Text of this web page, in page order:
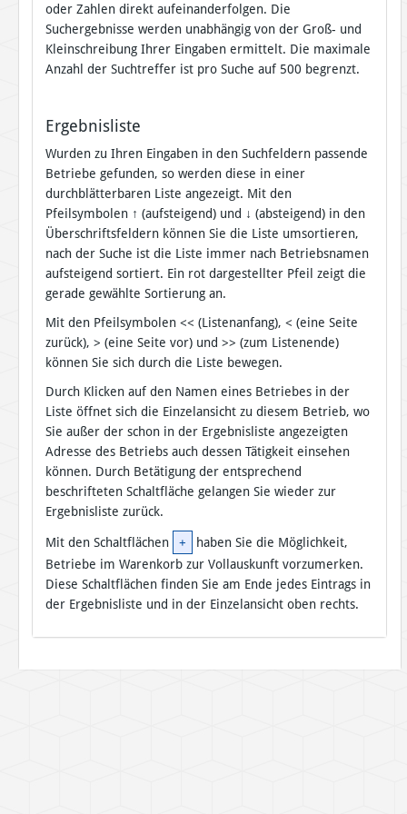
oder Zahlen direkt aufeinanderfolgen. Die
Suchergebnisse werden unabhängig von der Groß- und
Kleinschreibung Ihrer Eingaben ermittelt. Die maximale
Anzahl der Suchtreffer ist pro Suche auf 500 begrenzt.
Ergebnisliste
Wurden zu Ihren Eingaben in den Suchfeldern passende
Betriebe gefunden, so werden diese in einer
durchblätterbaren Liste angezeigt. Mit den
Pfeilsymbolen ↑ (aufsteigend) und ↓ (absteigend) in den
Überschriftsfeldern können Sie die Liste umsortieren,
nach der Suche ist die Liste immer nach Betriebsnamen
aufsteigend sortiert. Ein rot dargestellter Pfeil zeigt die
gerade gewählte Sortierung an.
Mit den Pfeilsymbolen << (Listenanfang), < (eine Seite
zurück), > (eine Seite vor) und >> (zum Listenende)
können Sie sich durch die Liste bewegen.
Durch Klicken auf den Namen eines Betriebes in der
Liste öffnet sich die Einzelansicht zu diesem Betrieb, wo
Sie außer der schon in der Ergebnisliste angezeigten
Adresse des Betriebs auch dessen Tätigkeit einsehen
können. Durch Betätigung der entsprechend
beschrifteten Schaltfläche gelangen Sie wieder zur
Ergebnisliste zurück.
Mit den Schaltflächen +
haben Sie die Möglichkeit,
Betriebe im Warenkorb zur Vollauskunft vorzumerken.
Diese Schaltflächen finden Sie am Ende jedes Eintrags in
der Ergebnisliste und in der Einzelansicht oben rechts.